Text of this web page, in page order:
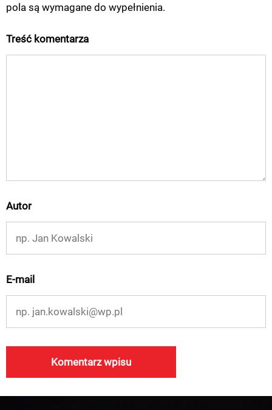
pola są wymagane do wypełnienia.
Treść komentarza
Autor
E-mail